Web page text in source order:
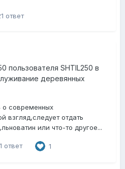
ответ
пользователя SHTIL250 в
деревянных
о современных
взгляд,следует отдать
или что-то другое...
ответ 1